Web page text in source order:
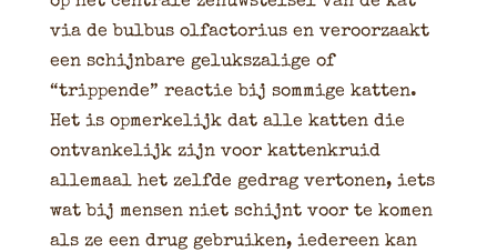
via de bulbus olfactorius en veroorzaakt
een schijnbare gelukszalige of
“trippende” reactie bij sommige katten.
Het is opmerkelijk dat alle katten die
ontvankelijk zijn voor kattenkruid
allemaal het zelfde gedrag vertonen, iets
wat bij mensen niet schijnt voor te komen
als ze een drug gebruiken, iedereen kan